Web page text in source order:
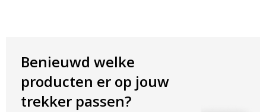
Vermogen dimlicht: 18W
Vermogen grootlicht: 32W
Vermogen stadslicht: 5W
Spanning: 9-32V
Benieuwd welke
producten er op jouw
trekker passen?